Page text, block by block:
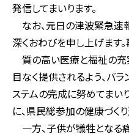
発信してまいります。
なお、元日の津波緊急速
深くおわびを申し上げます
質の高い医療と福祉の充
目なく提供されるよう、バ
ステムの完成に努めてまい
に、県民総参加の健康づく
一方、子供が犠牲となる